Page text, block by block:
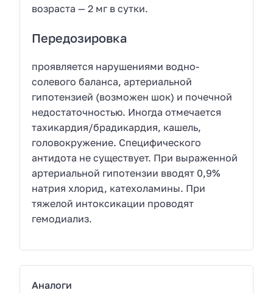
возраста — 2 мг в сутки.
Передозировка
проявляется нарушениями водно-
солевого баланса, артериальной
гипотензией (возможен шок) и почечной
недостаточностью. Иногда отмечается
тахикардия/брадикардия, кашель,
головокружение. Специфического
антидота не существует. При выраженной
артериальной гипотензии вводят 0,9%
натрия хлорид, катехоламины. При
тяжелой интоксикации проводят
гемодиализ.
Аналоги